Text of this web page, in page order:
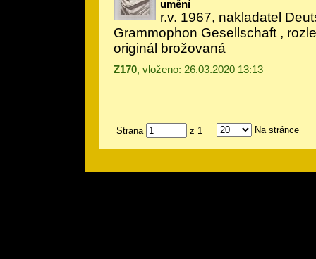
umění
r.v. 1967, nakladatel
Grammophon Gesellschaft ,
originál brožovaná
Z170, vloženo: 26.03.2020 13:13
Strana z 1 Na stránce